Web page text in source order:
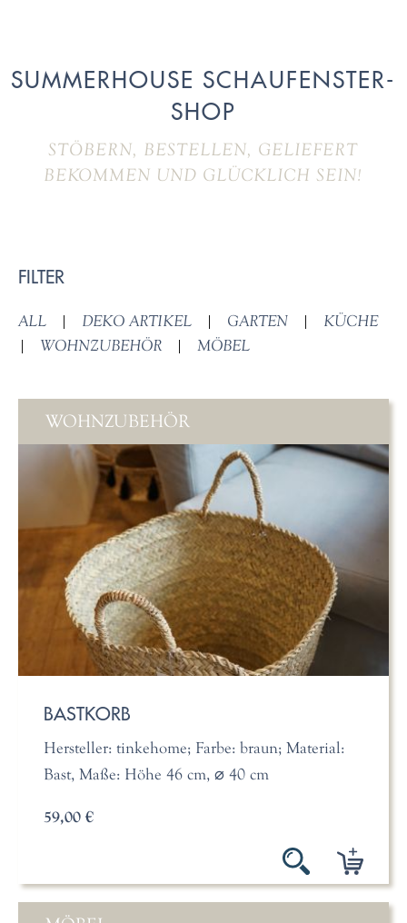
SUMMERHOUSE SCHAUFENSTER-
SHOP
STÖBERN, BESTELLEN, GELIEFERT
BEKOMMEN UND GLÜCKLICH SEIN!
FILTER
ALL | DEKO ARTIKEL | GARTEN |
KÜCHE
|
WOHNZUBEHÖR | MÖBEL
WOHNZUBEHÖR
BASTKORB
Hersteller: tinkehome; Farbe: braun; Material:
Bast, Maße: Höhe 46 cm, ⌀ 40 cm
59,00 €